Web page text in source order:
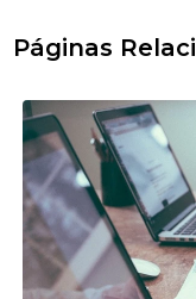
Páginas